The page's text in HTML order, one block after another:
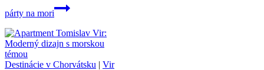
párty na mori
Destinácie v Chorvátsku | Vir